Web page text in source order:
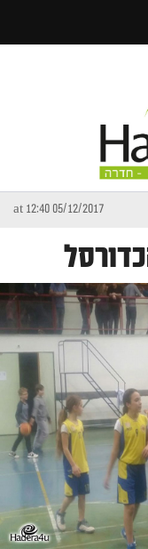
05/12/2017 at 12:40